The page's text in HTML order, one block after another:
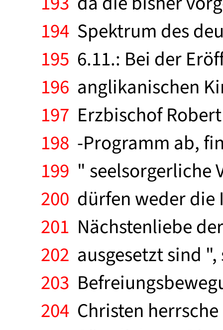
194 Spektrum des
195 6.11.: Bei der
196 anglikanischen
197 Erzbischof
198 -Programm ab,
199 " seelsorgerliche
200 dürfen weder die
201 Nächstenliebe
202 ausgesetzt sind
203
204 Christen